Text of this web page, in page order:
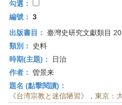
勾選：
編號： 3
出版書目： 臺灣史研究文獻類目
類別：
史料
時期(主題)：
日治
作者： 曽景来
題名 (點擊閱讀)：
《台湾宗教と迷信陋習》，東京：